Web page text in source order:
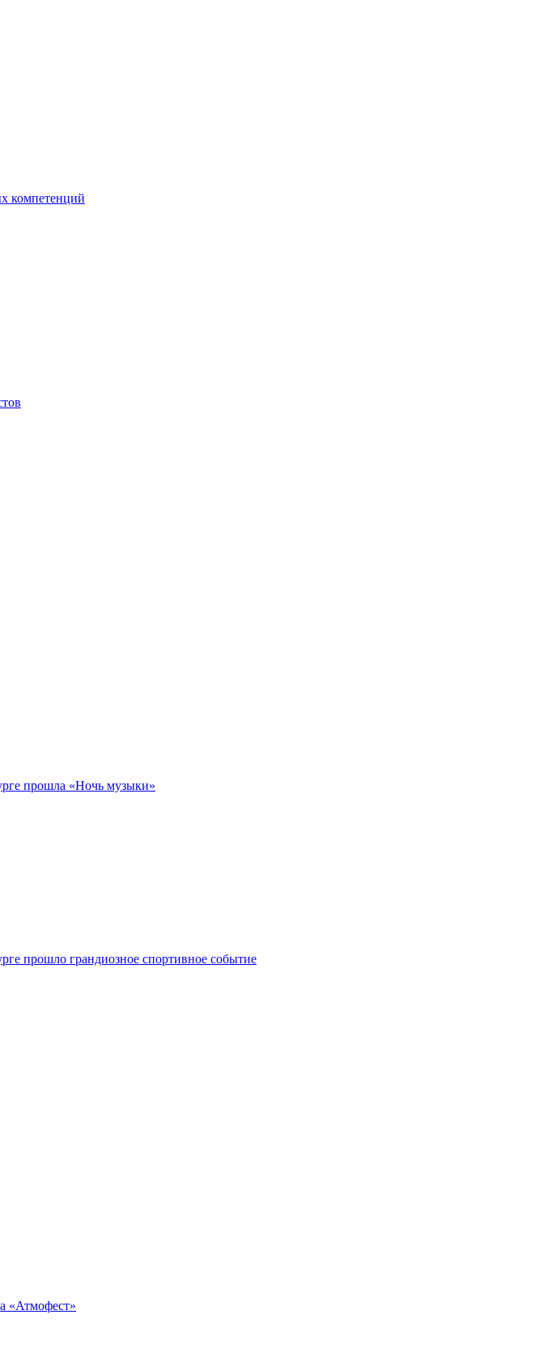
компетенций
прошла «Ночь музыки»
прошло грандиозное спортивное событие
«Атмофест»